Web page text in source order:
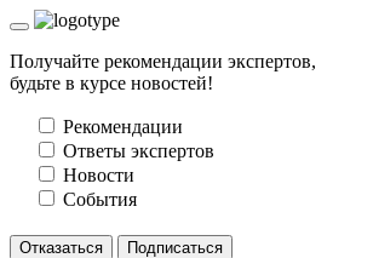
Получайте рекомендации экспертов,
будьте в курсе новостей!
Рекомендации
Ответы экспертов
Новости
События
Отказаться Подписаться